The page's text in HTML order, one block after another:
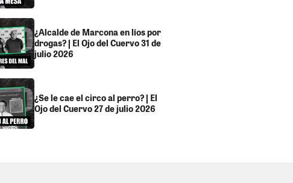
¿Alcalde de Marcona en líos por
drogas? | El Ojo del Cuervo 31 de
julio 2026
¿Se le cae el circo al perro? | El
Ojo del Cuervo 27 de julio 2026